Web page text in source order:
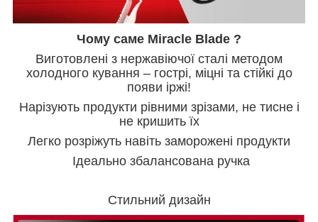
Чому саме Miracle Blade ?
Виготовлені з нержавіючої сталі методом
холодного кування – гострі, міцні та стійкі до
появи іржі!
Нарізують продукти рівними зрізами, не тисне і
не кришить їх
Легко розріжуть навіть заморожені продукти
Ідеально збалансована ручка
Стильний дизайн